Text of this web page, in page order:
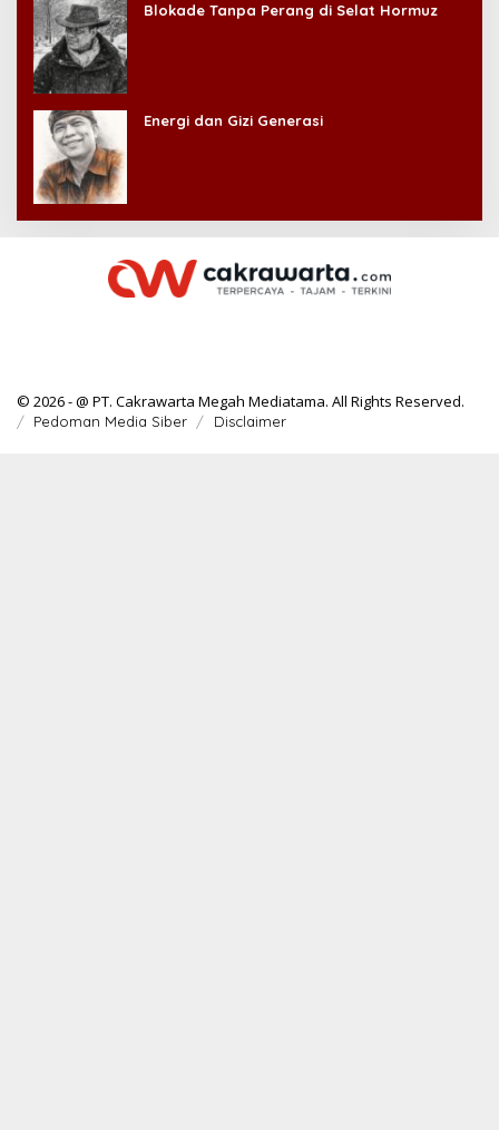
Blokade Tanpa Perang di Selat Hormuz
Energi dan Gizi Generasi
© 2026 - @ PT. Cakrawarta Megah Mediatama. All Rights Reserved.
Pedoman Media Siber Disclaimer